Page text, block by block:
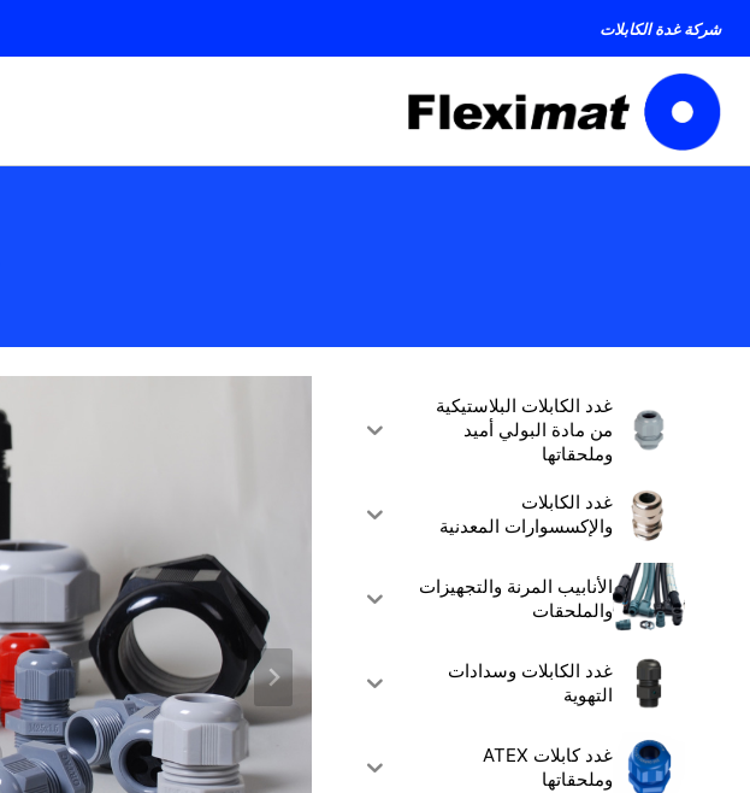
المحتوى
شركة غدة الكابلات
غدد الكابلات البلاستيكية
من مادة البولي أميد
وملحقاتها
غدد الكابلات
والإكسسوارات المعدنية
الأنابيب المرنة والتجهيزات
والملحقات
غدد الكابلات وسدادات
التهوية
غدد كابلات ATEX
وملحقاتها